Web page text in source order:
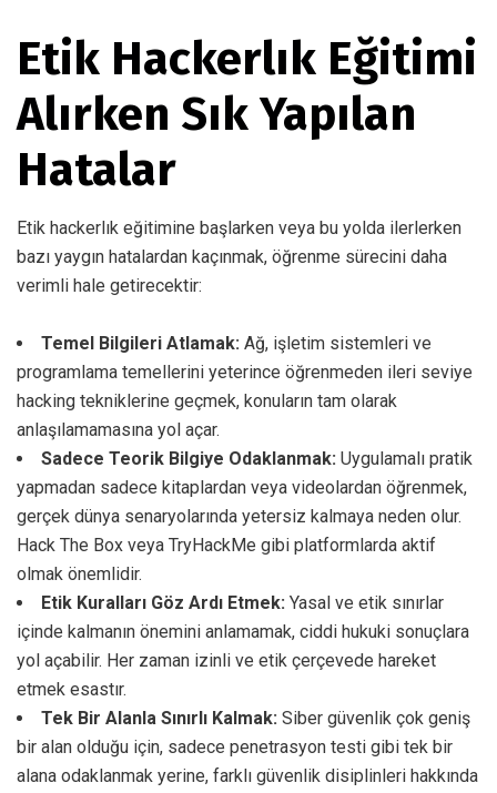
Etik Hackerlık Eğitimi
Alırken Sık Yapılan
Hatalar
Etik hackerlık eğitimine başlarken veya bu yolda ilerlerken
bazı yaygın hatalardan kaçınmak, öğrenme sürecini daha
verimli hale getirecektir:
Temel Bilgileri Atlamak: Ağ, işletim sistemleri ve
programlama temellerini yeterince öğrenmeden ileri seviye
hacking tekniklerine geçmek, konuların tam olarak
anlaşılamamasına yol açar.
Sadece Teorik Bilgiye Odaklanmak: Uygulamalı pratik
yapmadan sadece kitaplardan veya videolardan öğrenmek,
gerçek dünya senaryolarında yetersiz kalmaya neden olur.
Hack The Box veya TryHackMe gibi platformlarda aktif
olmak önemlidir.
Etik Kuralları Göz Ardı Etmek: Yasal ve etik sınırlar
içinde kalmanın önemini anlamamak, ciddi hukuki sonuçlara
yol açabilir. Her zaman izinli ve etik çerçevede hareket
etmek esastır.
Tek Bir Alanla Sınırlı Kalmak: Siber güvenlik çok geniş
bir alan olduğu için, sadece penetrasyon testi gibi tek bir
alana odaklanmak yerine, farklı güvenlik disiplinleri hakkında